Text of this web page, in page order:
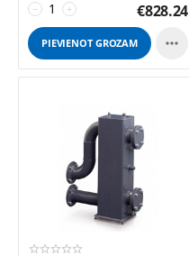
+
− €828.24
PIEVIENOT GROZAM 